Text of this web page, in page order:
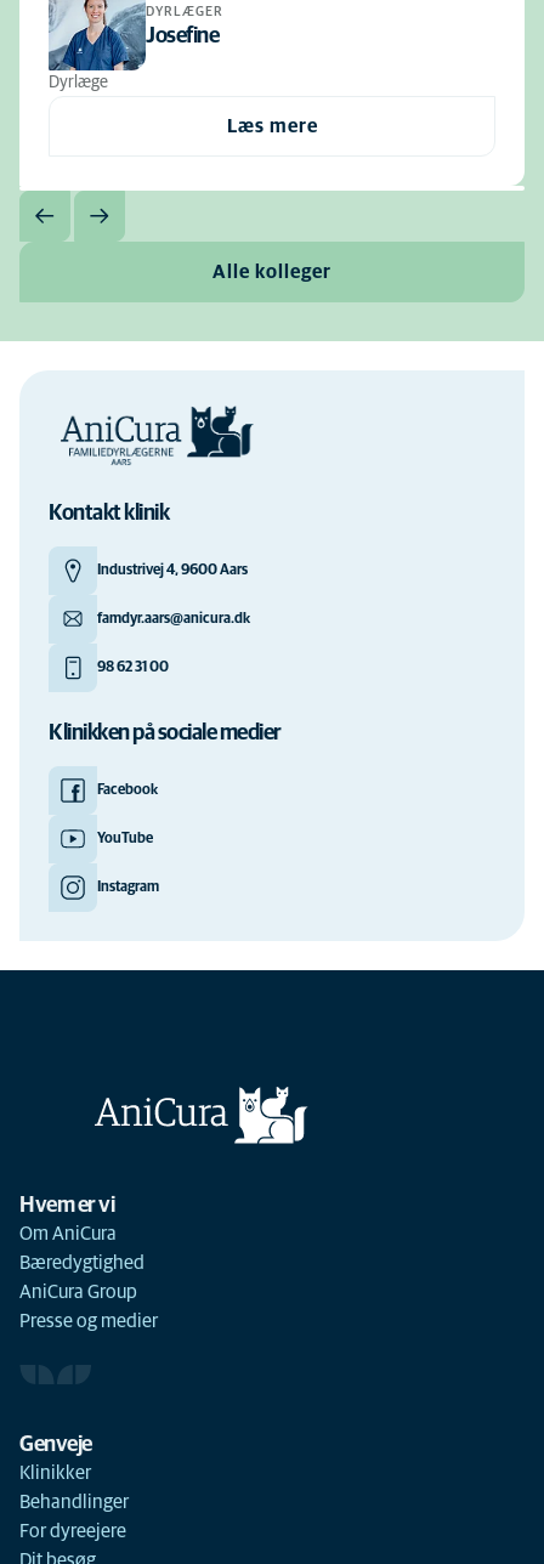
DYRLÆGER
Josefine
Dyrlæge
Læs mere
Alle kolleger
Kontakt klinik
Industrivej 4, 9600 Aars
famdyr.aars@anicura.dk
98 62 31 00
Klinikken på sociale medier
Facebook
YouTube
Instagram
Hvem er vi
Om AniCura
Bæredygtighed
AniCura Group
Presse og medier
Genveje
Klinikker
Behandlinger
For dyreejere